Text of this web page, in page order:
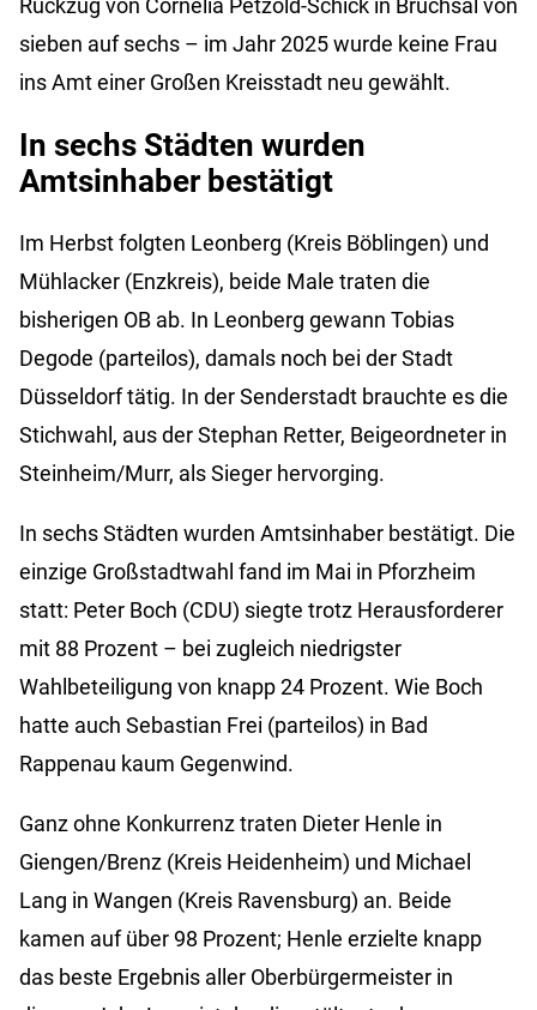
sieben auf sechs – im Jahr 2025 wurde keine Frau
ins Amt einer Großen Kreisstadt neu gewählt.
In sechs Städten wurden
Amtsinhaber bestätigt
Im Herbst folgten Leonberg (Kreis Böblingen) und
Mühlacker (Enzkreis), beide Male traten die
bisherigen OB ab. In Leonberg gewann Tobias
Degode (parteilos), damals noch bei der Stadt
Düsseldorf tätig. In der Senderstadt brauchte es die
Stichwahl, aus der Stephan Retter, Beigeordneter in
Steinheim/Murr, als Sieger hervorging.
In sechs Städten wurden Amtsinhaber bestätigt. Die
einzige Großstadtwahl fand im Mai in Pforzheim
statt: Peter Boch (CDU) siegte trotz Herausforderer
mit 88 Prozent – bei zugleich niedrigster
Wahlbeteiligung von knapp 24 Prozent. Wie Boch
hatte auch Sebastian Frei (parteilos) in Bad
Rappenau kaum Gegenwind.
Ganz ohne Konkurrenz traten Dieter Henle in
Giengen/Brenz (Kreis Heidenheim) und Michael
Lang in Wangen (Kreis Ravensburg) an. Beide
kamen auf über 98 Prozent; Henle erzielte knapp
das beste Ergebnis aller Oberbürgermeister in